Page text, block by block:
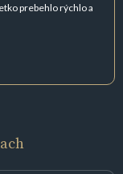
prebehlo rýchlo a